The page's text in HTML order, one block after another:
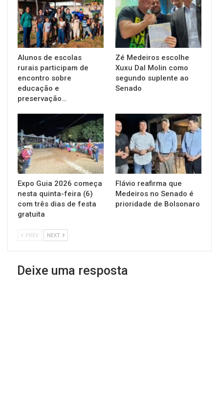
Alunos de escolas
rurais participam de
encontro sobre
educação e
preservação…
Zé Medeiros escolhe
Xuxu Dal Molin como
segundo suplente ao
Senado
Expo Guia 2026 começa
nesta quinta-feira (6)
com três dias de festa
gratuita
Flávio reafirma que
Medeiros no Senado é
prioridade de Bolsonaro
PREV NEXT
Deixe uma resposta